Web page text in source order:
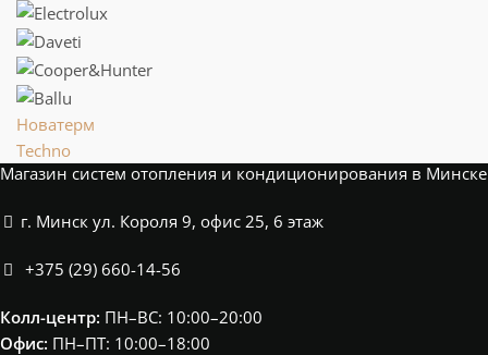
Новатерм
Techno
Магазин систем отопления и кондиционирования в Минске
г. Минск ул. Короля 9, офис 25, 6 этаж
+375 (29) 660-14-56
Колл-центр: ПН–ВС: 10:00–20:00​
Офис: ПН–ПТ: 10:00–18:00